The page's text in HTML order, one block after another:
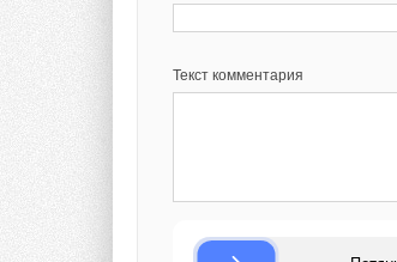
Текст комментария